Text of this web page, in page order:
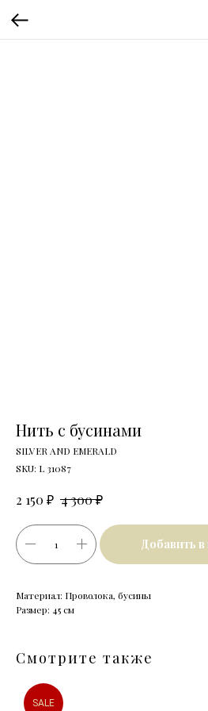
Нить с бусинами
SILVER AND EMERALD
SKU: L 31087
2 150 ₽ 4 300₽
Добавить
Материал: Проволока, бусины
Размер: 45 см
Смотрите также
SALE